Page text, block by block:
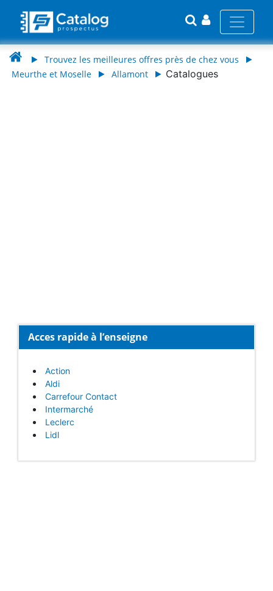
Trouvez les meilleures offres près de chez vous
Meurthe et Moselle
Allamont Catalogues
Acces rapide à l’enseigne
Action
Aldi
Carrefour Contact
Intermarché
Leclerc
Lidl